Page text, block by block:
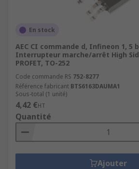
En stock
AEC CI commande d, Infineon 1, 5
Interrupteur marche/arrêt High
PROFET, TO-252
Code commande RS 752-8277
Référence fabricant BTS6163DAUMA1
Sous-total (1 unité)
4,42 €HT
Quantité
Ajouter